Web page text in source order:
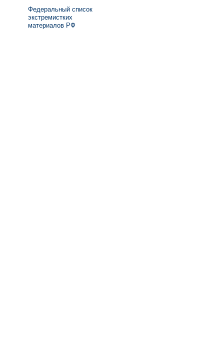
Федеральный список
экстремистких
материалов РФ